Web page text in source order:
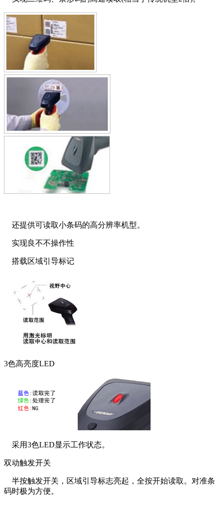
还提供可读取小条码的高分辨率机型。
实现良不不操作性
搭载区域引导标记
3色高亮度LED
采用3色LED显示工作状态。
双动触发开关
半按触发开关，区域引导标志亮起，全按开始读取。对准条
码时极为方便。